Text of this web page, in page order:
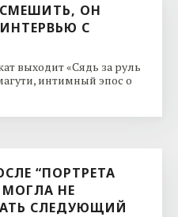
ОН
С
выходит «Сядь за руль
интимный эпос о
“ПОРТРЕТА
МОГЛА НЕ
СЛЕДУЮЩИЙ